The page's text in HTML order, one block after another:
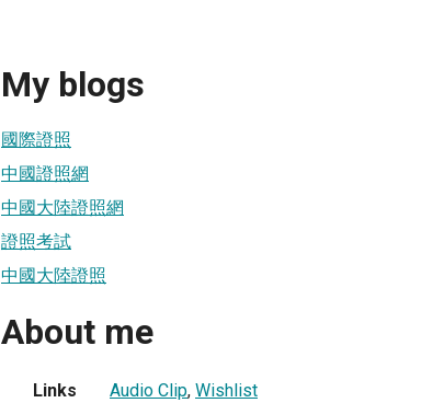
My blogs
國際證照
中國證照網
中國大陸證照網
證照考試
中國大陸證照
About me
Links Audio Clip, Wishlist